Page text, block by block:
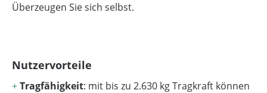
Überzeugen Sie sich selbst.
Nutzervorteile
+Tragfähigkeit: mit bis zu 2.630 kg Tragkraft können